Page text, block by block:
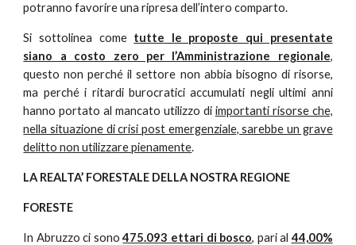
potranno favorire una ripresa dell’intero comparto.
Si sottolinea come tutte le proposte qui presentate
siano a costo zero per l’Amministrazione regionale,
questo non perché il settore non abbia bisogno di risorse,
ma perché i ritardi burocratici accumulati negli ultimi anni
hanno portato al mancato utilizzo di importanti risorse che,
nella situazione di crisi post emergenziale, sarebbe un grave
delitto non utilizzare pienamente.
LA REALTA’ FORESTALE DELLA NOSTRA REGIONE
FORESTE
In Abruzzo ci sono475.093 ettari di bosco, pari al 44,00%